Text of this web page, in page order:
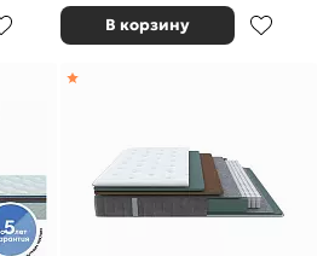
В корзину